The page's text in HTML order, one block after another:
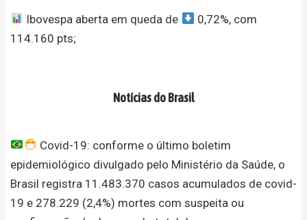
Ibovespa aberta em queda de
0,72%, com
114.160 pts;
Notícias do Brasil
Covid-19: conforme o último boletim
epidemiológico divulgado pelo Ministério da Saúde, o
Brasil registra 11.483.370 casos acumulados de covid-
19 e 278.229 (2,4%) mortes com suspeita ou